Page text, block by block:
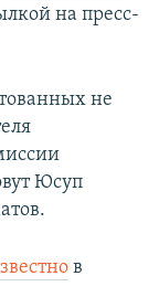
на пресс-
не
Юсуп
в